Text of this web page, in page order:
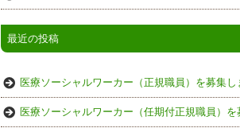
最近の投稿
医療ソーシャルワーカー（正規職員）を募集し
医療ソーシャルワーカー（任期付正規職員）を